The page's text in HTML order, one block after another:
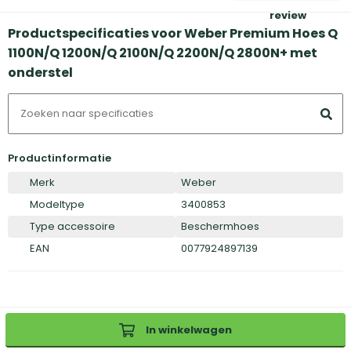
In winkelwagen
review
Productspecificaties voor Weber Premium Hoes Q
1100N/Q 1200N/Q 2100N/Q 2200N/Q 2800N+ met
onderstel
Productinformatie
Merk
Weber
Modeltype
3400853
Type accessoire
Beschermhoes
EAN
0077924897139